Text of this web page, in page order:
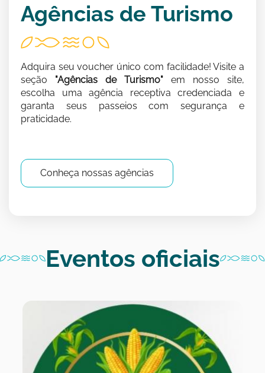
Agências de Turismo
Adquira seu voucher único com facilidade! Visite a
seção "Agências de Turismo" em nosso site,
escolha uma agência receptiva credenciada e
garanta seus passeios com segurança e
praticidade.
Conheça nossas agências
Eventos oficiais